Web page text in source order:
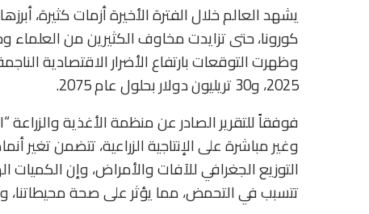
يشهد العالم خلال الفترة الأخيرة أزمات كثيرة،
كورونا، حتى تزايدت مخاوف الكثيرين من العلماء
2025، و30 تريليون دولار بحلول عام 2075.
وغير مباشرة على الإنتاجية الزراعية، تتضمن تغير
التوزيع الجغرافي للآفات والأمراض، وإن
تتسبب في التحمض، مما يؤثر على صحة